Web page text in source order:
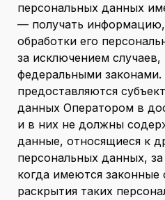
персональных данных
— получать
обработки его
за исключением
федеральными законами.
предоставляются
данных Оператором в
и в них не должны
данные, относящиеся к
персональных данных,
когда имеются законные
раскрытия таких